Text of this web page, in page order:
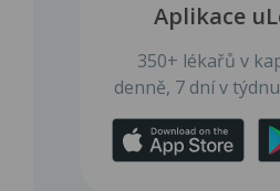
Aplikace
350+ lékařů v
denně, 7 dní v